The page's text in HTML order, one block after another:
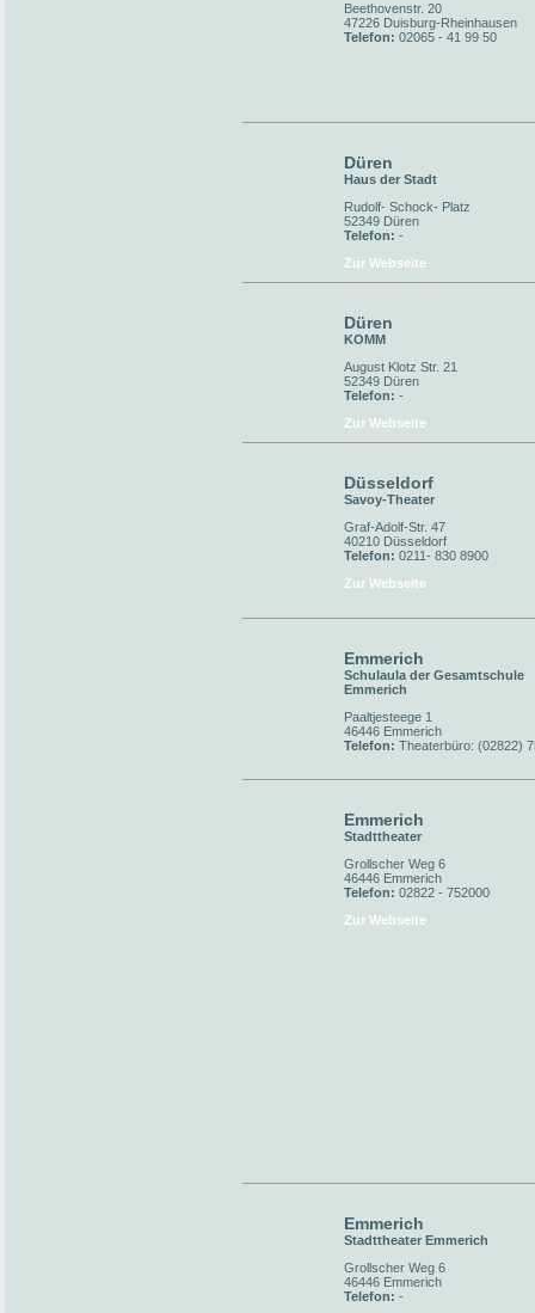
Beethovenstr. 20
47226 Duisburg-Rheinhausen
Telefon: 02065 - 41 99 50
Düren
Haus der Stadt
Rudolf- Schock- Platz
52349 Düren
Telefon: -
Zur Webseite
Düren
KOMM
August Klotz Str. 21
52349 Düren
Telefon: -
Zur Webseite
Düsseldorf
Savoy-Theater
Graf-Adolf-Str. 47
40210 Düsseldorf
Telefon: 0211- 830 8900
Zur Webseite
Emmerich
Schulaula der Gesamtschule
Emmerich
Paaltjesteege 1
46446 Emmerich
Telefon: Theaterbüro: (02822)
Emmerich
Stadttheater
Grollscher Weg 6
46446 Emmerich
Telefon: 02822 - 752000
Zur Webseite
Emmerich
Stadttheater Emmerich
Grollscher Weg 6
46446 Emmerich
Telefon: -